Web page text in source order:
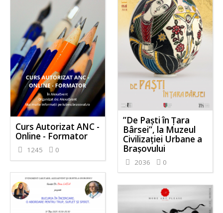
”De Paști în Țara
Bârsei”, la Muzeul
Civilizației Urbane a
Brașovului
2036 0
Curs Autorizat ANC -
Online - Formator
1245 0